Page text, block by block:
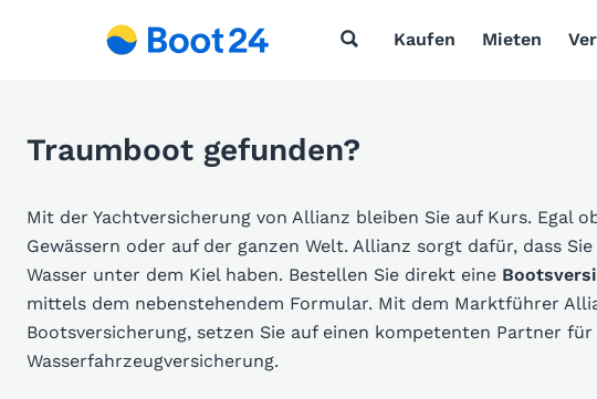
Kaufen Mieten
Traumboot gefunden?
Mit der Yachtversicherung von Allianz bleiben Sie auf Kurs. Egal
Gewässern oder auf der ganzen Welt. Allianz sorgt dafür, dass
Wasser unter dem Kiel haben. Bestellen Sie direkt eine
mittels dem nebenstehendem Formular. Mit dem Marktführer
Bootsversicherung, setzen Sie auf einen kompetenten Partner
Wasserfahrzeugversicherung.